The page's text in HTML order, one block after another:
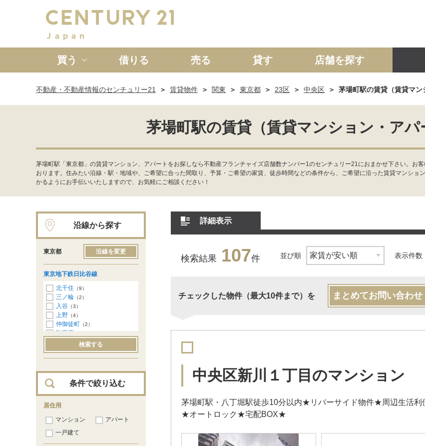
買う
新築一戸建て 中古一戸建て マンション 土地 事業投
借りる 売る 貸す 店舗を探す
不動産・不動産情報のセンチュリー21 賃貸物件 関東 東京都 23区 中央区 茅場町駅の賃貸（賃貸マ
茅場町駅の賃貸（賃貸マンション・アパ
茅場町駅「東京都」の賃貸マンション、アパートをお探しなら不動産フランチャイズ店舗数ナンバー1のセンチュリー21におまかせ下さい。お
おります。住みたい沿線・駅・地域や、ご希望に合った間取り、予算・ご希望の家賃、徒歩時間などの条件から、ご希望に沿った賃貸マンシ
かるようにお手伝いいたしますので、お気軽にご相談ください！
詳細表示
検索結果 107件 並び順 表示件数
チェックした物件（最大10件まで）を まとめてお問い合わせ
中央区新川１丁目のマンション
茅場町駅・八丁堀駅徒歩10分以内★リバーサイド物件★周辺生活
★オートロック★宅配BOX★
沿線から探す
東京都 沿線を変更
東京地下鉄日比谷線
北千住 （9）
三ノ輪 （2）
入谷 （3）
上野 （4）
仲御徒町 （2）
秋葉原
小伝馬町（34）
人形町（165）
茅場町（107）
（168）
東銀座（22）
銀座（24）
日比谷
神谷町 （55）
六本木（128）
検索する
条件で絞り込む
居住用
マンション
アパート
一戸建て